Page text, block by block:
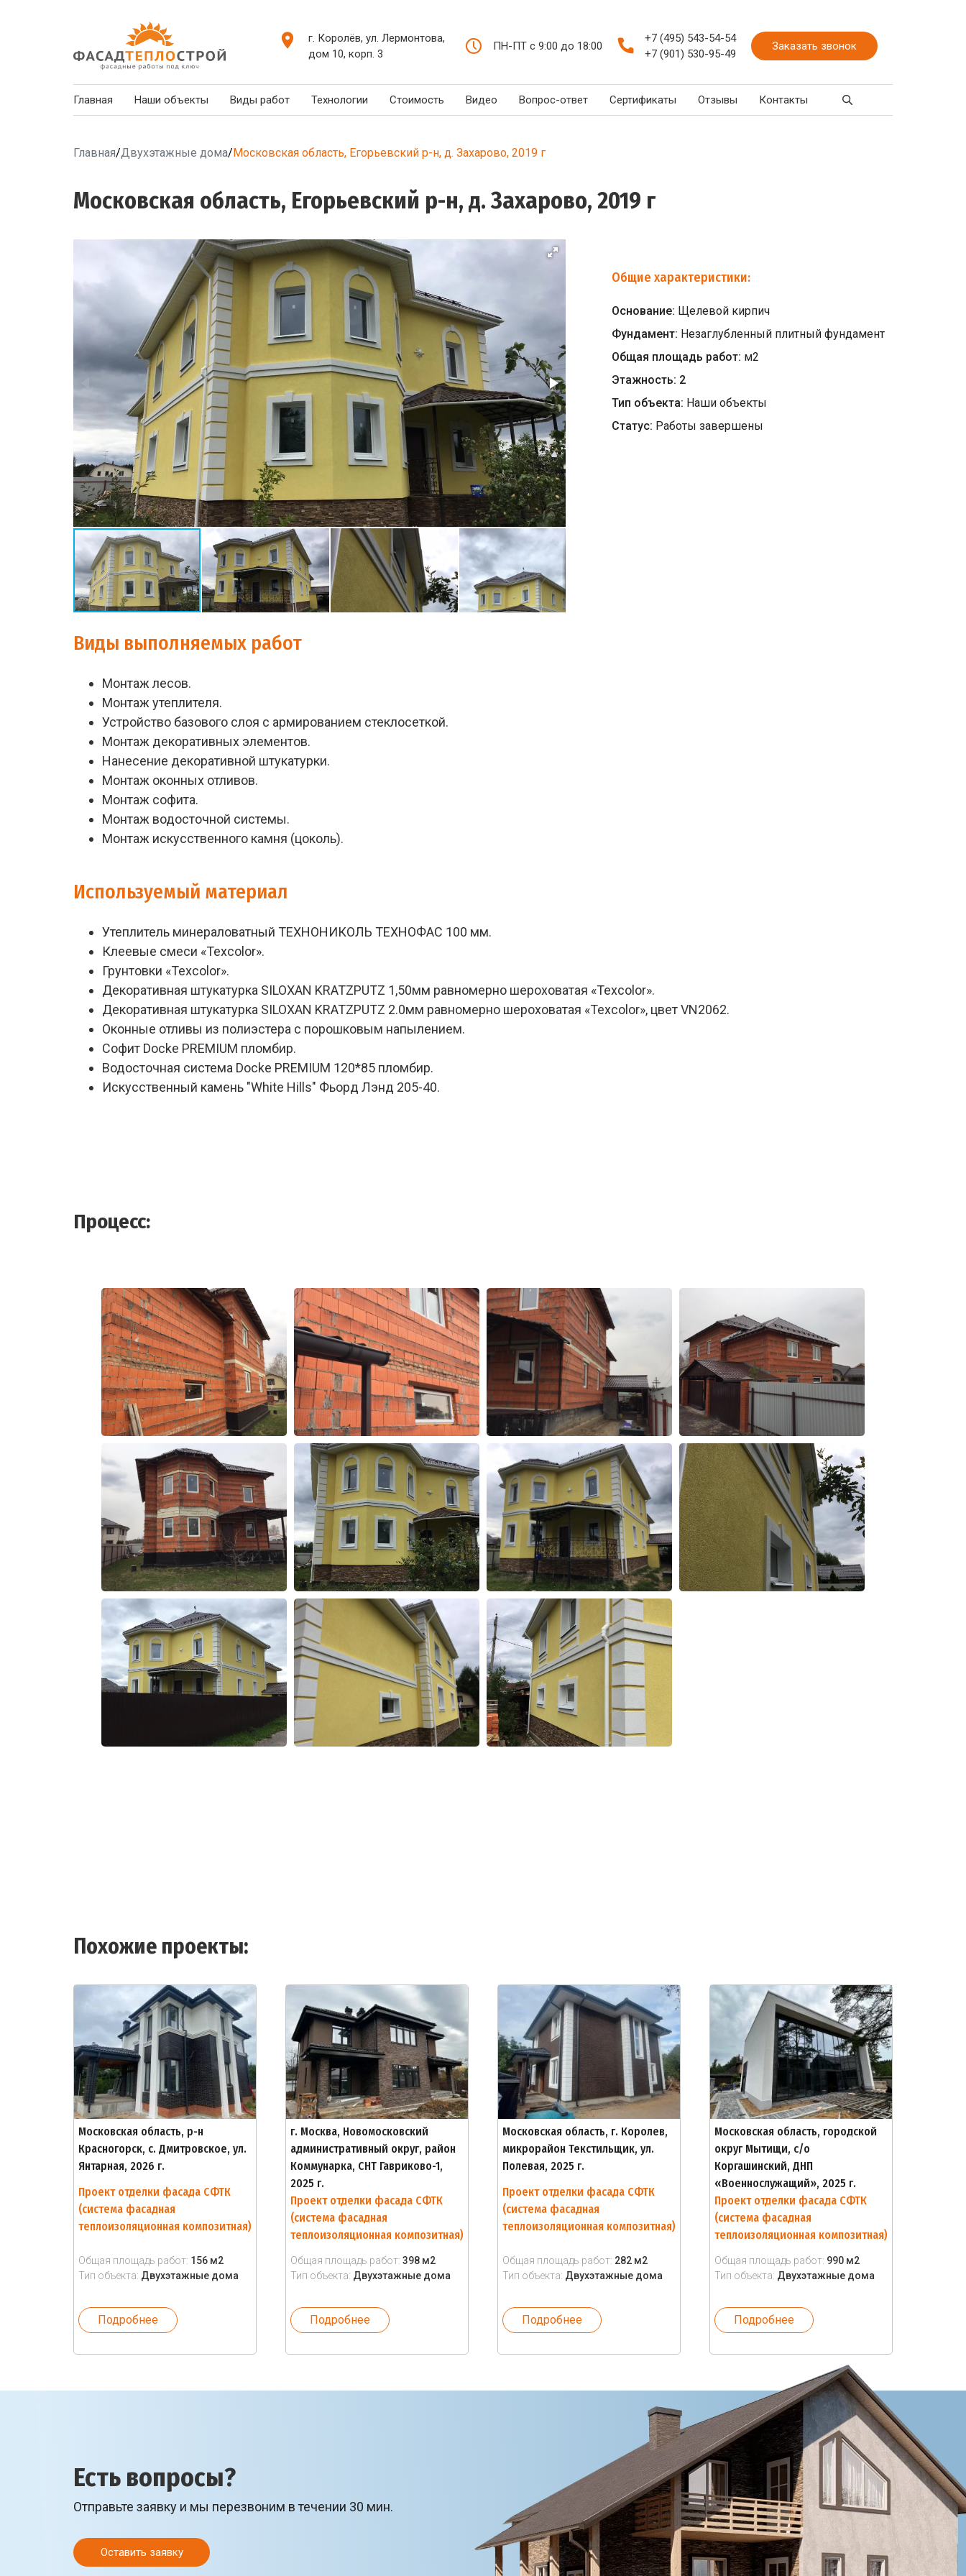
г. Королёв, ул. Лермонтова,
дом 10, корп. 3
ПН-ПТ с 9:00 до 18:00
+7 (495) 543-54-54
+7 (901) 530-95-49
Заказать звонок
Главная Наши объекты Виды работ Технологии Стоимость Видео Вопрос-ответ Сертификаты Отзывы Контакты
Главная/Двухэтажные дома/Московская область, Егорьевский р-н, д. Захарово, 2019 г
Московская область, Егорьевский р-н, д. Захарово, 2019 г
Общие характеристики:
Основание: Щелевой кирпич
Фундамент: Незаглубленный плитный фундамент
Общая площадь работ: м2
Этажность: 2
Тип объекта: Наши объекты
Статус: Работы завершены
Виды выполняемых работ
Монтаж лесов.
Монтаж утеплителя.
Устройство базового слоя с армированием стеклосеткой.
Монтаж декоративных элементов.
Нанесение декоративной штукатурки.
Монтаж оконных отливов.
Монтаж софита.
Монтаж водосточной системы.
Монтаж искусственного камня (цоколь).
Используемый материал
Утеплитель минераловатный ТЕХНОНИКОЛЬ ТЕХНОФАС 100 мм.
Клеевые смеси «Texcolor».
Грунтовки «Texcolor».
Декоративная штукатурка SILOXAN KRATZPUTZ 1,50мм равномерно шероховатая «Texcolor».
Декоративная штукатурка SILOXAN KRATZPUTZ 2.0мм равномерно шероховатая «Texcolor», цвет VN2062.
Оконные отливы из полиэстера с порошковым напылением.
Софит Docke PREMIUM пломбир.
Водосточная система Docke PREMIUM 120*85 пломбир.
Искусственный камень "White Hills" Фьорд Лэнд 205-40.
Процесс:
Похожие проекты:
Московская область, р-н
Красногорск, с. Дмитровское, ул.
Янтарная, 2026 г.
Проект отделки фасада СФТК
(система фасадная
теплоизоляционная композитная)
Общая площадь работ: 156 м2
Тип объекта: Двухэтажные дома
Подробнее
г. Москва, Новомосковский
административный округ, район
Коммунарка, СНТ Гавриково-1,
2025 г.
Проект отделки фасада СФТК
(система фасадная
теплоизоляционная композитная)
Общая площадь работ: 398 м2
Тип объекта: Двухэтажные дома
Подробнее
Московская область, г. Королев,
микрорайон Текстильщик, ул.
Полевая, 2025 г.
Проект отделки фасада СФТК
(система фасадная
теплоизоляционная композитная)
Общая площадь работ: 282 м2
Тип объекта: Двухэтажные дома
Подробнее
Московская область, городской
округ Мытищи, с/о
Коргашинский, ДНП
«Военнослужащий», 2025 г.
Проект отделки фасада СФТК
(система фасадная
теплоизоляционная композитная)
Общая площадь работ: 990 м2
Тип объекта: Двухэтажные дома
Подробнее
Есть вопросы?
Отправьте заявку и мы перезвоним в течении 30 мин.
Оставить заявку